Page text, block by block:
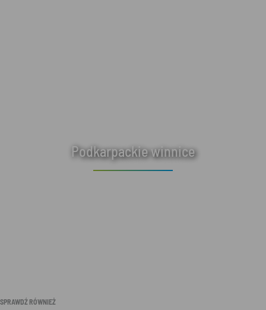
Podkarpackie winnice
SPRAWDŹ RÓWNIEŻ